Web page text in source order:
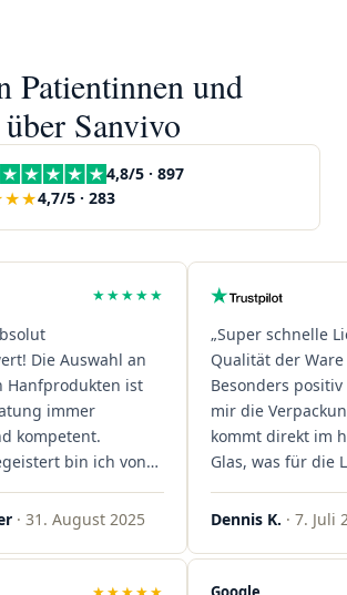
Patientinnen und
Sanvivo
4,8/5 · 897
4,7/5 · 283
★★★★★
Die Auswahl an
Hanfprodukten ist
immer
kompetent.
bin ich von
–
und
was mir jedes
Man merkt,
· 31. August 2025
„Super schnelle
Qualität der
Besonders
mir die
kommt direkt im
Glas, was für die
ist. Ich bestelle
wieder!"
Dennis K. · 7. Juli